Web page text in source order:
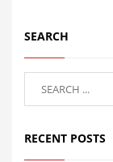
SEARCH
RECENT POSTS